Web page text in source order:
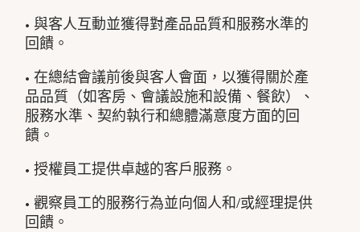
• 與客人互動並獲得對產品品質和服務水準的
回饋。
• 在總結會議前後與客人會面，以獲得關於產
品品質（如客房、會議設施和設備、餐飲）、
服務水準、契約執行和總體滿意度方面的回
饋。
• 授權員工提供卓越的客戶服務。
• 觀察員工的服務行為並向個人和/或經理提供
回饋。